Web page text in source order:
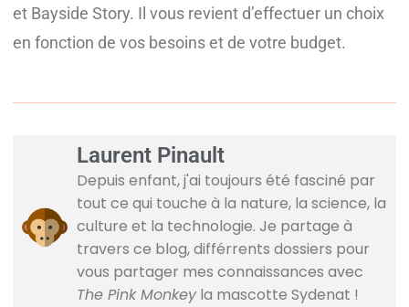
et Bayside Story. Il vous revient d’effectuer un choix
en fonction de vos besoins et de votre budget.
Laurent Pinault
Depuis enfant, j'ai toujours été fasciné par
tout ce qui touche à la nature, la science, la
culture et la technologie. Je partage à
travers ce blog, différrents dossiers pour
vous partager mes connaissances avec
The Pink Monkeyla mascotte Sydenat !